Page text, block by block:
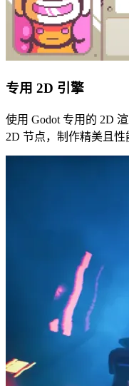
专用 2D 引擎
使用 Godot 专用的 2D
2D 节点，制作精美且性